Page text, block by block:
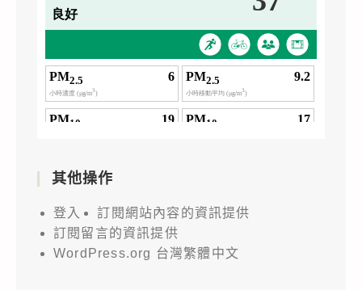
其他操作
登入
訂閱網站內容的資訊提供
訂閱留言的資訊提供
WordPress.org 台灣繁體中文